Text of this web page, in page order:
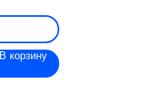
В корзину